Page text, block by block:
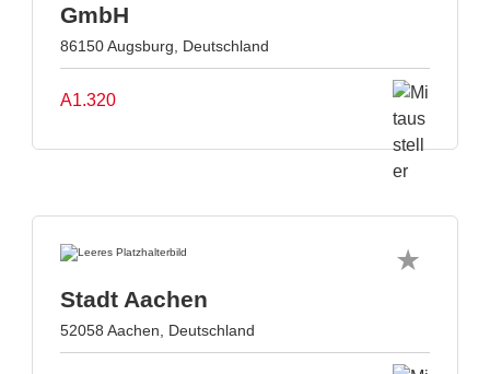
GmbH
86150 Augsburg, Deutschland
A1.320
Stadt Aachen
52058 Aachen, Deutschland